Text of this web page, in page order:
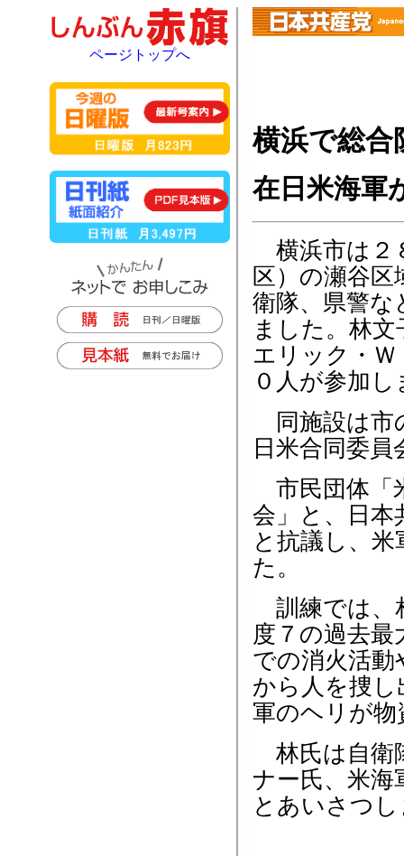
横浜で総合
在日米海軍
横浜市は２
区）の瀬谷
衛隊、県警な
ました。林
エリック・Ｗ
０人が参加
同施設は市
日米合同委
市民団体「
会」と、日本
と抗議し、
た。
訓練では、
度７の過去
での消火活
から人を捜
軍のヘリが
林氏は自衛
ナー氏、米海
とあいさつ
ページトップへ